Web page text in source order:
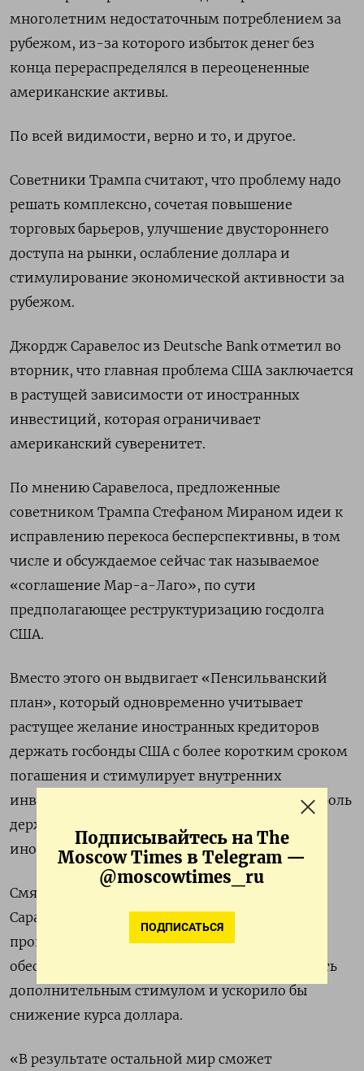
Подписывайтесь на The
Moscow Times в Telegram —
@moscowtimes_ru
ПОДПИСАТЬСЯ
многолетним недостаточным потреблением за
рубежом, из-за которого избыток денег без
конца перераспределялся в переоцененные
американские активы.
По всей видимости, верно и то, и другое.
Советники Трампа считают, что проблему надо
решать комплексно, сочетая повышение
торговых барьеров, улучшение двустороннего
доступа на рынки, ослабление доллара и
стимулирование экономической активности за
рубежом.
Джордж Саравелос из Deutsche Bank отметил во
вторник, что главная проблема США заключается
в растущей зависимости от иностранных
инвестиций, которая ограничивает
американский суверенитет.
По мнению Саравелоса, предложенные
советником Трампа Стефаном Мираном идеи к
исправлению перекоса бесперспективны, в том
числе и обсуждаемое сейчас так называемое
«соглашение Мар-а-Лаго», по сути
предполагающее реструктуризацию госдолга
США.
Вместо этого он выдвигает «Пенсильванский
план», который одновременно учитывает
растущее желание иностранных кредиторов
держать госбонды США с более коротким сроком
погашения и стимулирует внутренних
инвесторов к тому, чтобы они взяли на себя роль
держателей долгосрочных treasuries вместо
иностранцев.
Смягчение ДКП Федрезерва, по оценке
Саравелоса, могло бы способствовать этому
процессу. Распространение стейблкоинов,
обеспеченных гособлигациями, могло бы стать
дополнительным стимулом и ускорило бы
снижение курса доллара.
«В результате остальной мир сможет